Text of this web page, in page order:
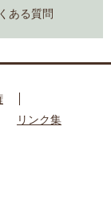
ある質問
リンク集